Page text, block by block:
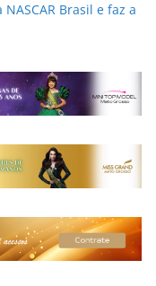
Brasil e faz a